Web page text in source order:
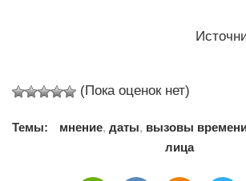
(Пока оценок нет)
Темы: мнение, даты, вызовы
лица